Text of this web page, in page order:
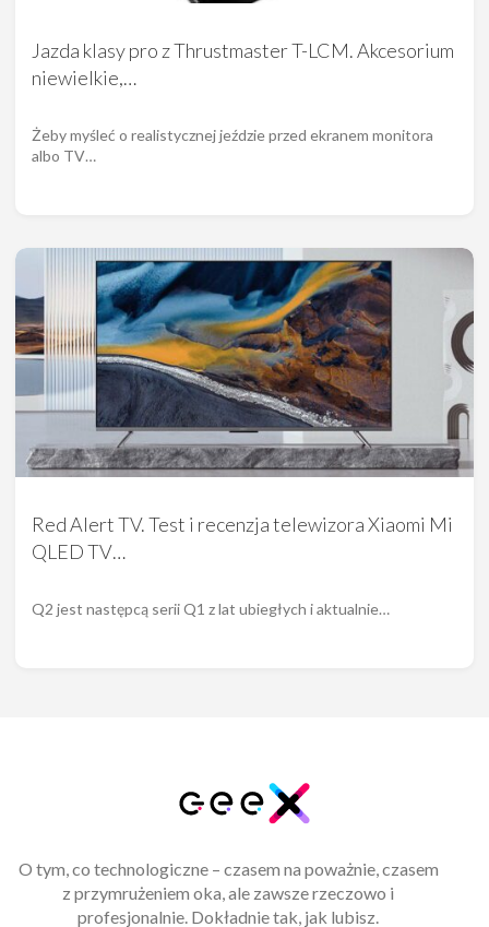
Jazda klasy pro z Thrustmaster T-LCM. Akcesorium
niewielkie,…
Żeby myśleć o realistycznej jeździe przed ekranem monitora
albo TV…
Red Alert TV. Test i recenzja telewizora Xiaomi Mi
QLED TV…
Q2 jest następcą serii Q1 z lat ubiegłych i aktualnie…
O tym, co technologiczne – czasem na poważnie, czasem
z przymrużeniem oka, ale zawsze rzeczowo i
profesjonalnie. Dokładnie tak, jak lubisz.